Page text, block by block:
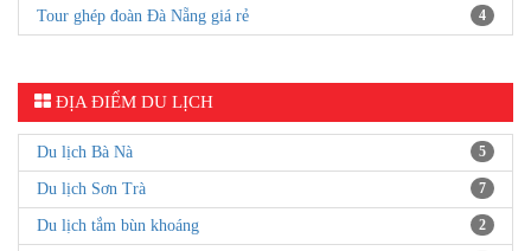
Tour ghép đoàn Đà Nẵng giá rẻ 4
ĐỊA ĐIỂM DU LỊCH
Du lịch Bà Nà 5
Du lịch Sơn Trà 7
Du lịch tắm bùn khoáng 2